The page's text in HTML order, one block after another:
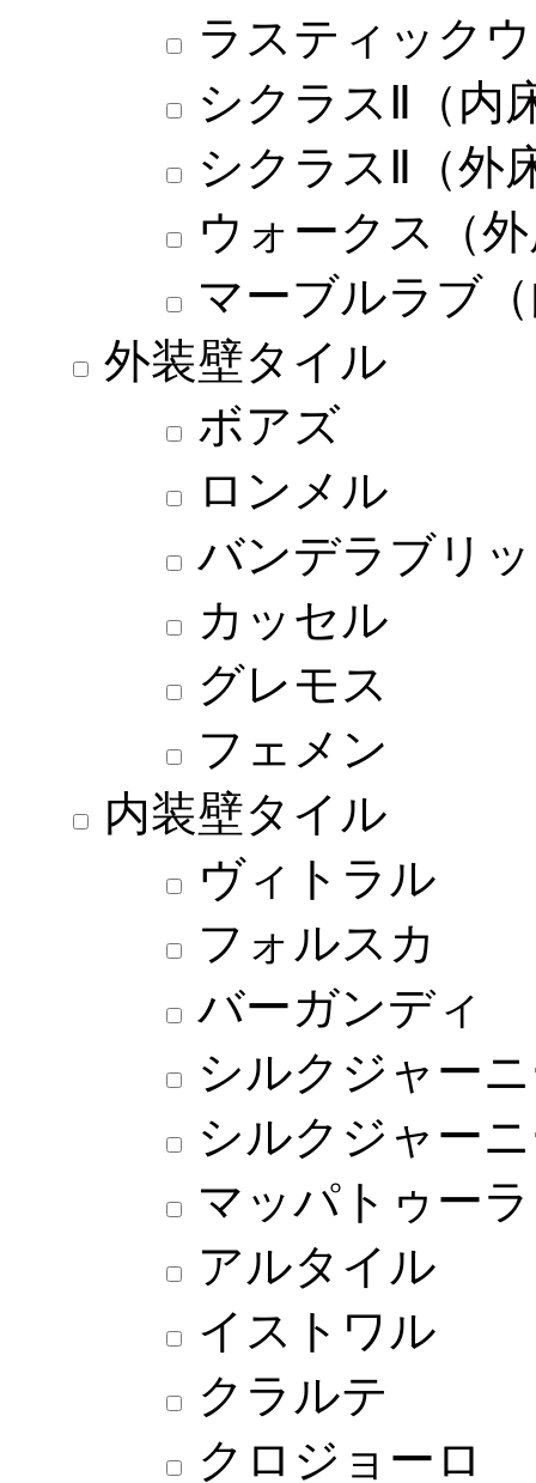
ラスティック
シクラスⅡ（内
シクラスⅡ（外
ウォークス（
マーブルラブ
外装壁タイル
ボアズ
ロンメル
バンデラブリ
カッセル
グレモス
フェメン
内装壁タイル
ヴィトラル
フォルスカ
バーガンディ
シルクジャー
シルクジャー
マッパトゥーラ
アルタイル
イストワル
クラルテ
クロジョーロ